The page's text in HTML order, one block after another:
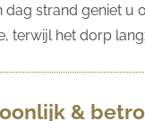
dag strand geniet u
terwijl het dorp
&